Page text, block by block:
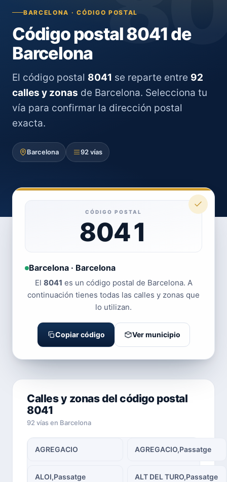
BARCELONA · CÓDIGO POSTAL
Código postal 8041 de
Barcelona
El código postal 8041 se reparte entre 92
calles y zonas de Barcelona. Selecciona tu
vía para confirmar la dirección postal
exacta.
Barcelona 92 vías
CÓDIGO POSTAL
8041
Barcelona · Barcelona
El 8041 es un código postal de Barcelona. A
continuación tienes todas las calles y zonas que
lo utilizan.
Copiar código Ver municipio
Calles y zonas del código postal
8041
92 vías en Barcelona
AGREGACIO AGREGACIO,Passatge
ALOI,Passatge ALT DEL TURO,Passatge